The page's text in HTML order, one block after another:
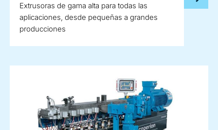
Extrusoras de gama alta para todas las
aplicaciones, desde pequeñas a grandes
producciones